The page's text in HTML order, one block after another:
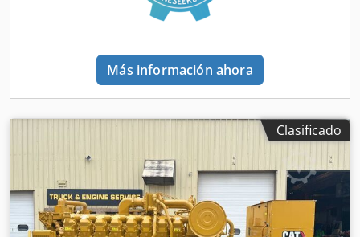
Más información ahora
Clasificado